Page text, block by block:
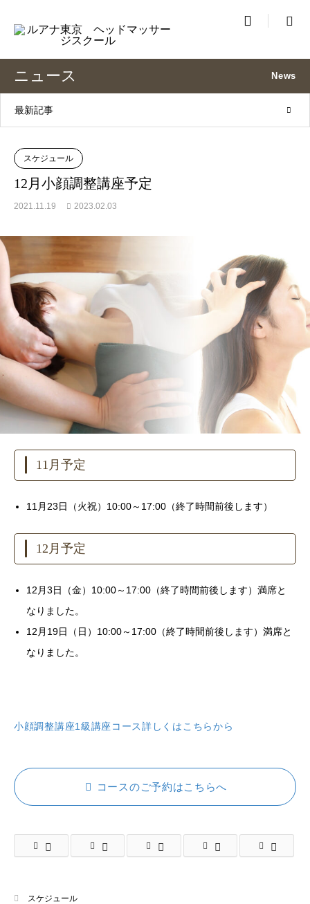

ニュース News
最新記事
スケジュール
12月小顔調整講座予定
2021.11.19 2023.02.03
11月予定
11月23日（火祝）10:00～17:00（終了時間前後します）
12月予定
12月3日（金）10:00～17:00（終了時間前後します）満席と
なりました。
12月19日（日）10:00～17:00（終了時間前後します）満席と
なりました。
小顔調整講座1級講座コース詳しくはこちらから
コースのご予約はこちらへ
スケジュール